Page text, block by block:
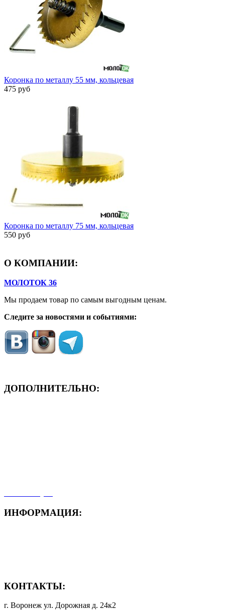
Коронка по металлу 55 мм, кольцевая
475 руб
Коронка по металлу 75 мм, кольцевая
550 руб
О КОМПАНИИ:
МОЛОТОК 36
Мы продаем товар по самым выгодным ценам.
Следите за новостями и событиями:
ДОПОЛНИТЕЛЬНО:
ИНФОРМАЦИЯ:
КОНТАКТЫ:
г. Воронеж ул. Дорожная д. 24к2